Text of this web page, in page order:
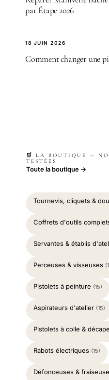
par Étape 2026
18 JUIN 2026
Comment changer une
🛒 LA BOUTIQUE —
TESTÉES
Toute la boutique →
Tournevis, cliquets &
Coffrets d'outils
Servantes & établis
Perceuses & visseuses
Pistolets à peinture (15)
Aspirateurs d'atelier (15)
Pistolets à colle &
Rabots électriques (15)
Défonceuses &